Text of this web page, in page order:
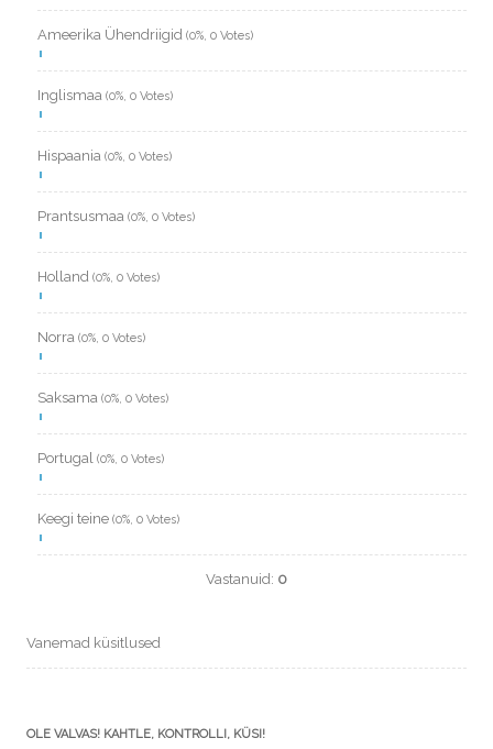
Ameerika Ühendriigid (0%, 0 Votes)
Inglismaa (0%, 0 Votes)
Hispaania (0%, 0 Votes)
Prantsusmaa (0%, 0 Votes)
Holland (0%, 0 Votes)
Norra (0%, 0 Votes)
Saksama (0%, 0 Votes)
Portugal (0%, 0 Votes)
Keegi teine (0%, 0 Votes)
Vastanuid: 0
Vanemad küsitlused
OLE VALVAS! KAHTLE, KONTROLLI, KÜSI!